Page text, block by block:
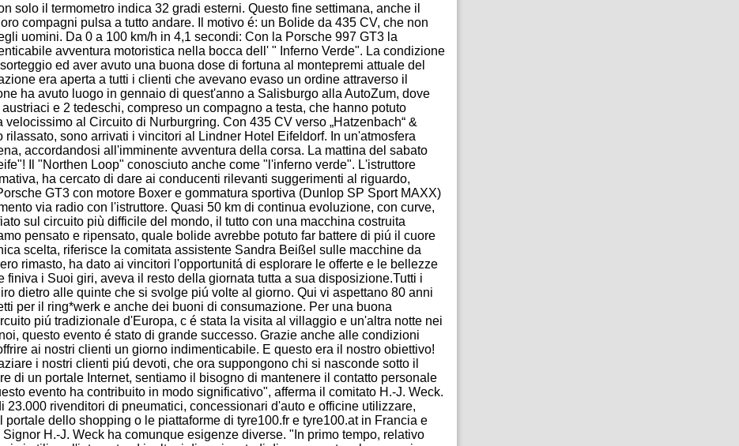
solo il termometro indica 32 gradi esterni. Questo fine settimana, anche il
compagni pulsa a tutto andare. Il motivo é: un Bolide da 435 CV, che non
uomini. Da 0 a 100 km/h in 4,1 secondi: Con la Porsche 997 GT3 la
avventura motoristica nella bocca dell' " Inferno Verde". La condizione
ed aver avuto una buona dose di fortuna al montepremi attuale del
era aperta a tutti i clienti che avevano evaso un ordine attraverso il
ha avuto luogo in gennaio di quest'anno a Salisburgo alla AutoZum, dove
e 2 tedeschi, compreso un compagno a testa, che hanno potuto
al Circuito di Nurburgring. Con 435 CV verso „Hatzenbach“ &
sono arrivati i vincitori al Lindner Hotel Eifeldorf. In un'atmosfera
accordandosi all'imminente avventura della corsa. La mattina del sabato
Il "Northen Loop" conosciuto anche come "l'inferno verde". L'istruttore
ha cercato di dare ai conducenti rilevanti suggerimenti al riguardo,
GT3 con motore Boxer e gommatura sportiva (Dunlop SP Sport MAXX)
via radio con l'istruttore. Quasi 50 km di continua evoluzione, con curve,
sul circuito più difficile del mondo, il tutto con una macchina costruita
pensato e ripensato, quale bolide avrebbe potuto far battere di piú il cuore
scelta, riferisce la comitata assistente Sandra Beißel sulle macchine da
rimasto, ha dato ai vincitori l'opportunitá di esplorare le offerte e le bellezze
finiva i Suoi giri, aveva il resto della giornata tutta a sua disposizione.Tutti i
dietro alle quinte che si svolge piú volte al giorno. Qui vi aspettano 80 anni
per il ring*werk e anche dei buoni di consumazione. Per una buona
piú tradizionale d'Europa, c é stata la visita al villaggio e un'altra notte nei
questo evento é stato di grande successo. Grazie anche alle condizioni
ai nostri clienti un giorno indimenticabile. E questo era il nostro obiettivo!
i nostri clienti piú devoti, che ora suppongono chi si nasconde sotto il
di un portale Internet, sentiamo il bisogno di mantenere il contatto personale
evento ha contribuito in modo significativo", afferma il comitato H.-J. Weck.
23.000 rivenditori di pneumatici, concessionari d'auto e officine utilizzare,
dello shopping o le piattaforme di tyre100.fr e tyre100.at in Francia e
H.-J. Weck ha comunque esigenze diverse. "In primo tempo, relativo